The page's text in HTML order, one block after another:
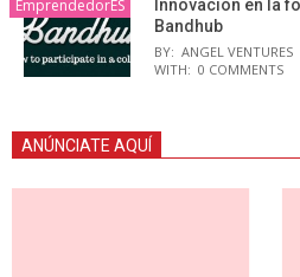
EmprendedorES
Innovación en la
Bandhub
BY: ANGEL VENTURES
WITH: 0 COMMENTS
ANÚNCIATE AQUÍ